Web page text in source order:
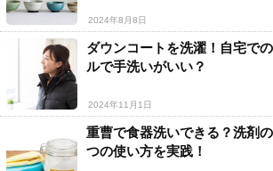
2024年8月8日
ダウンコートを洗濯！自宅で
ルで手洗いがいい？
2024年11月1日
重曹で食器洗いできる？洗剤
つの使い方を実践！